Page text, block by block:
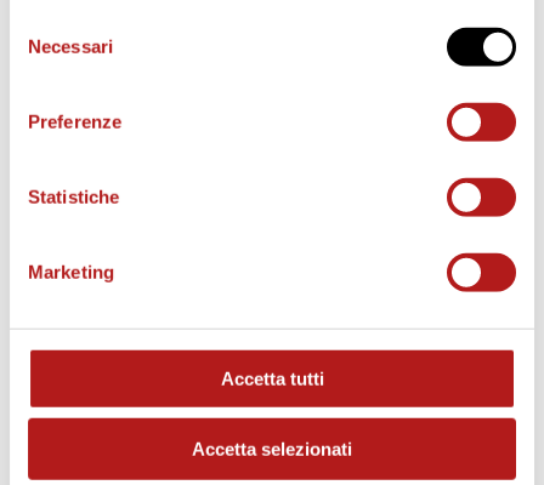
delNecessari
Preferenze
Statistiche
Marketing
Accetta tutti
Accetta selezionati